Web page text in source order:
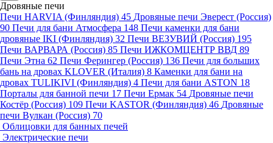
Дровяные печи
Печи HARVIA (Финляндия) 45 Дровяные печи Эверест (Россия)
90 Печи для бани Атмосфера 148 Печи каменки для бани
дровяные IKI (Финляндия) 32 Печи ВЕЗУВИЙ (Россия) 195
Печи ВАРВАРА (Россия) 85 Печи ИЖКОМЦЕНТР ВВД 89
Печи Этна 62 Печи Ферингер (Россия) 136 Печи для больших
бань на дровах KLOVER (Италия) 8 Каменки для бани на
дровах TULIKIVI (Финляндия) 4 Печи для бани ASTON 18
Порталы для банной печи 17 Печи Ермак 54 Дровяные печи
Костёр (Россия) 109 Печи KASTOR (Финляндия) 46 Дровяные
печи Вулкан (Россия) 70
Облицовки для банных печей
Электрические печи